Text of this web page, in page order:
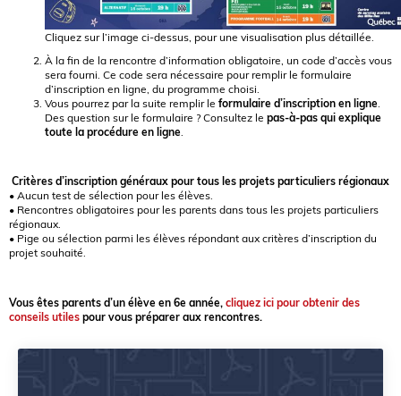
Cliquez sur l’image ci-dessus, pour une visualisation plus détaillée.
À la fin de la rencontre d’information obligatoire, un code d’accès vous
sera fourni. Ce code sera nécessaire pour remplir le formulaire
d’inscription en ligne, du programme choisi.
Vous pourrez par la suite remplir le formulaire d’inscription en ligne
Des question sur le formulaire ? Consultez le pas-à-pas qui explique
toute la procédure en ligne
Critères d’inscription généraux pour tous les projets particuliers régionaux
• Aucun test de sélection pour les élèves.
• Rencontres obligatoires pour les parents dans tous les projets particuliers
régionaux.
• Pige ou sélection parmi les élèves répondant aux critères d’inscription du
projet souhaité.
Vous êtes parents d’un élève en 6e année, cliquez ici pour obtenir des
conseils utiles pour vous préparer aux rencontres.